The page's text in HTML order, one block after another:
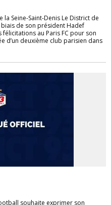
Seine-Saint-Denis Le District de
biais de son président Hadef
au Paris FC pour son
d’un deuxième club parisien dans
souhaite exprimer son